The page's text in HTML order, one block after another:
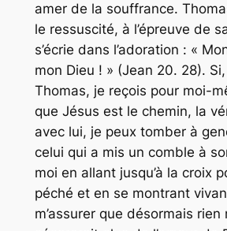
amer de la souffrance.
le ressuscité, à l’épreuve de
s’écrie dans l’adoration : «
mon Dieu ! » (Jean 20. 28).
Thomas, je reçois pour moi-
que Jésus est le chemin, la
avec lui, je peux tomber à
celui qui a mis un comble à
moi en allant jusqu’à la croix
péché et en se montrant
m’assurer que désormais rien